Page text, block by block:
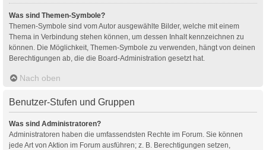
Was sind Themen-Symbole?
Themen-Symbole sind vom Autor ausgewählte Bilder, welche mit einem
Thema in Verbindung stehen können, um dessen Inhalt kennzeichnen zu
können. Die Möglichkeit, Themen-Symbole zu verwenden, hängt von deinen
Berechtigungen ab, die die Board-Administration gesetzt hat.
Nach oben
Benutzer-Stufen und Gruppen
Was sind Administratoren?
Administratoren haben die umfassendsten Rechte im Forum. Sie können
jede Art von Aktion im Forum ausführen; z. B. Berechtigungen setzen,